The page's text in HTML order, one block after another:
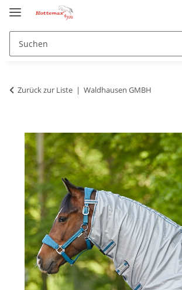
Zurück zur Liste Waldhausen GMBH